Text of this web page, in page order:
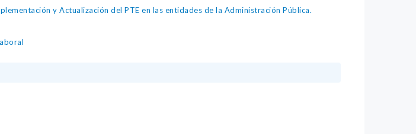
y Actualización del PTE en las entidades de la Administración Pública.